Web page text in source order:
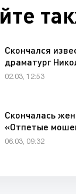
Скончался
драматург
02.03, 12:53
Скончалась
«Отпетые
06.03, 09:32